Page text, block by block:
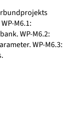
M6.1:
WP-M6.2:
WP-M6.3: